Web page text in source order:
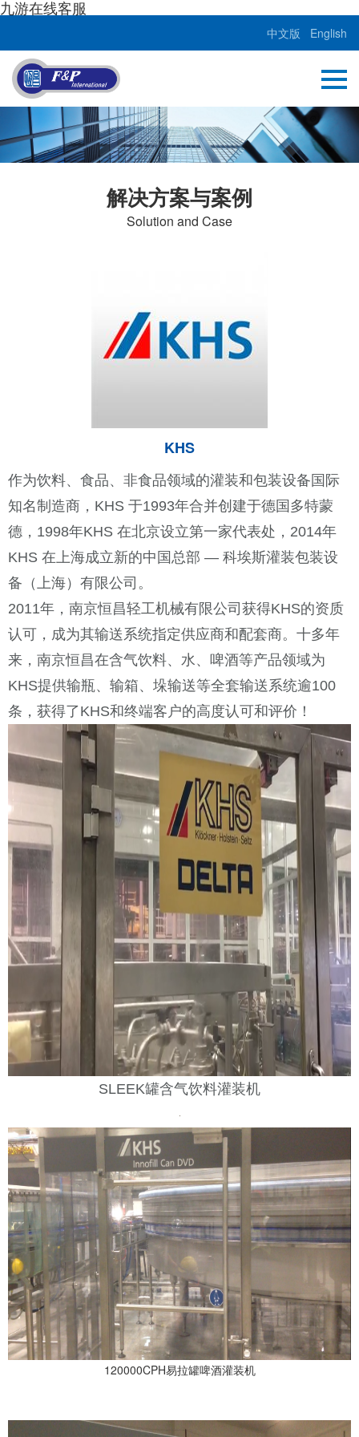
九游在线客服
中文版 English
解决方案与案例
Solution and Case
KHS
作为饮料、食品、非食品领域的灌装和包装设备国际
知名制造商， KHS 于1993年合并创建于德国多特蒙
德 ， 1998年KHS 在北京设立第一家代表处， 2014年
KHS 在上海成立新的中国总部 — 科埃斯灌装包装设
备（上海）有限公司。
2011年，南京恒昌轻工机械有限公司获得KHS的资质
认可，成为其输送系统指定供应商和配套商。十多年
来，南京恒昌在含气饮料、水、啤酒等产品领域为
KHS提供输瓶、输箱、垛输送等全套输送系统逾100
条，获得了KHS和终端客户的高度认可和评价！
SLEEK罐含气饮料灌装机
120000CPH易拉罐啤酒灌装机